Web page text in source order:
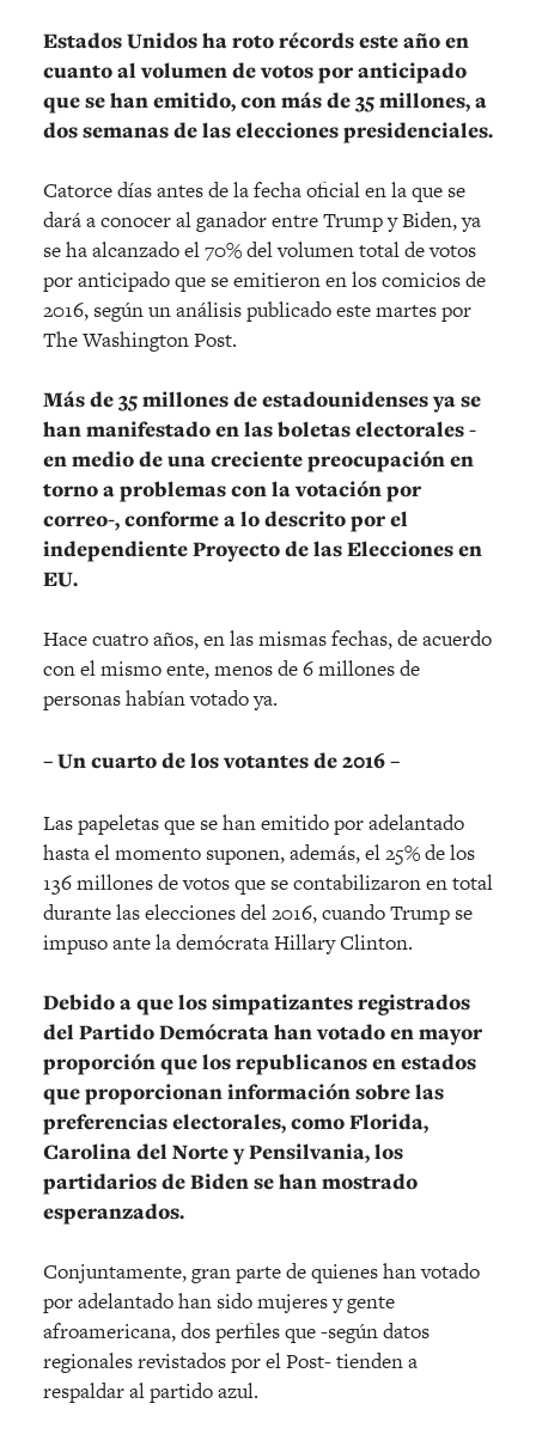
Estados Unidos ha roto récords este año en
cuanto al volumen de votos por anticipado
que se han emitido, con más de 35 millones, a
dos semanas de las elecciones presidenciales.
Catorce días antes de la fecha oficial en la que se
dará a conocer al ganador entre Trump y Biden, ya
se ha alcanzado el 70% del volumen total de votos
por anticipado que se emitieron en los comicios de
2016, según un análisis publicado este martes por
The Washington Post.
Más de 35 millones de estadounidenses ya se
han manifestado en las boletas electorales -
en medio de una creciente preocupación en
torno a problemas con la votación por
correo-, conforme a lo descrito por el
independiente Proyecto de las Elecciones en
EU.
Hace cuatro años, en las mismas fechas, de acuerdo
con el mismo ente, menos de 6 millones de
personas habían votado ya.
– Un cuarto de los votantes de 2016 –
Las papeletas que se han emitido por adelantado
hasta el momento suponen, además, el 25% de los
136 millones de votos que se contabilizaron en total
durante las elecciones del 2016, cuando Trump se
impuso ante la demócrata Hillary Clinton.
Debido a que los simpatizantes registrados
del Partido Demócrata han votado en mayor
proporción que los republicanos en estados
que proporcionan información sobre las
preferencias electorales, como Florida,
Carolina del Norte y Pensilvania, los
partidarios de Biden se han mostrado
esperanzados.
Conjuntamente, gran parte de quienes han votado
por adelantado han sido mujeres y gente
afroamericana, dos perfiles que -según datos
regionales revistados por el Post- tienden a
respaldar al partido azul.